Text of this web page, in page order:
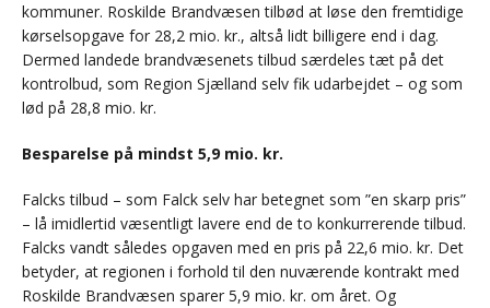
kommuner. Roskilde Brandvæsen tilbød at løse den fremtidige
kørselsopgave for 28,2 mio. kr., altså lidt billigere end i dag.
Dermed landede brandvæsenets tilbud særdeles tæt på det
kontrolbud, som Region Sjælland selv fik udarbejdet – og som
lød på 28,8 mio. kr.
Besparelse på mindst 5,9 mio. kr.
Falcks tilbud – som Falck selv har betegnet som ”en skarp pris”
– lå imidlertid væsentligt lavere end de to konkurrerende tilbud.
Falcks vandt således opgaven med en pris på 22,6 mio. kr. Det
betyder, at regionen i forhold til den nuværende kontrakt med
Roskilde Brandvæsen sparer 5,9 mio. kr. om året. Og